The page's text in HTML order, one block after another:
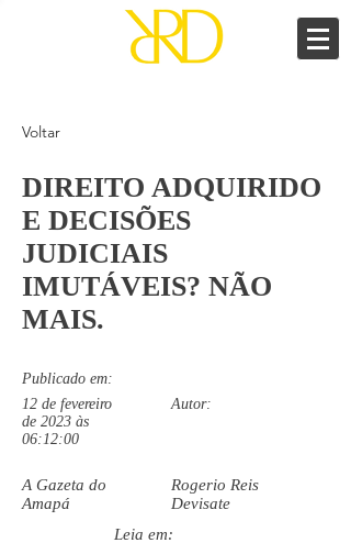
Voltar
DIREITO ADQUIRIDO
E DECISÕES
JUDICIAIS
IMUTÁVEIS? NÃO
MAIS.
Publicado em:
12 de fevereiro
de 2023 às
06:12:00
A Gazeta do
Amapá
Autor:
Rogerio Reis
Devisate
Leia em: